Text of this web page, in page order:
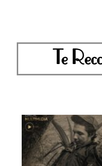
Te